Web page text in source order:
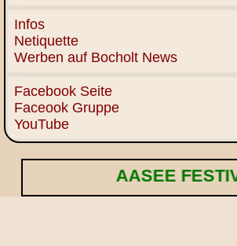
Infos
Netiquette
Werben auf Bocholt News
Facebook Seite
Faceook Gruppe
YouTube
AASEE